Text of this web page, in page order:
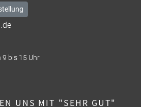
bis 15 Uhr
UNS MIT "SEHR GUT"